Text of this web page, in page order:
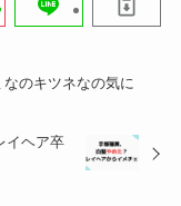
のキツネなの気に
イヘア卒